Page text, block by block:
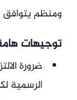
ومنظم يتوافق
توجيهات هامة
ضرورة
الرسمية